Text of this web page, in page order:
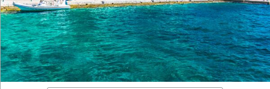
Inspiration
Kontakt
Gut zu wissen
Login